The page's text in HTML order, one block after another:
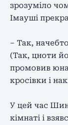
зрозуміло
Імауші
– Так,
(Так, цноти
промовив
кросівки і
У цей час
кімнаті і